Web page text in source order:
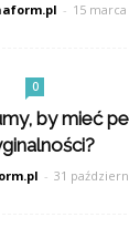
- 15 marca
0
by mieć
- 31